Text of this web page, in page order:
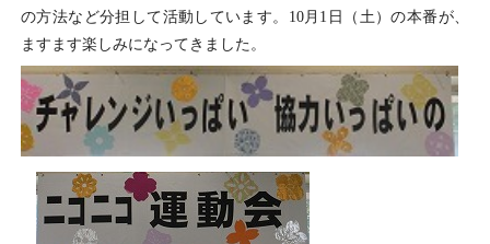
の方法など分担して活動しています。10月1日（土）の本番が、
ますます楽しみになってきました。